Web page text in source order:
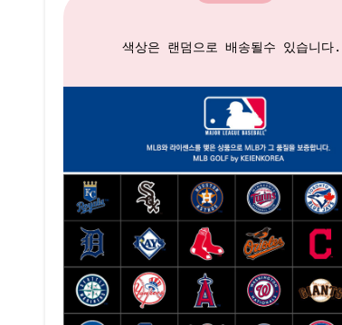
색상은 랜덤으로 배송될수 있습니다.